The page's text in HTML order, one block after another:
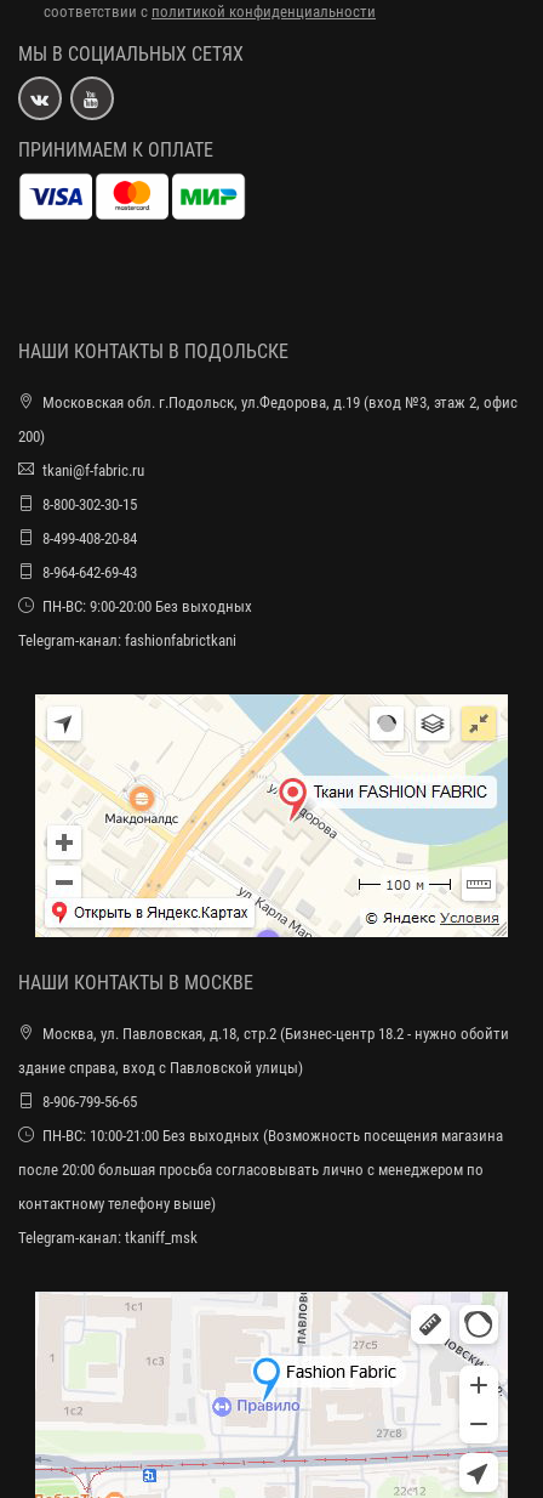
соответствии с политикой конфиденциальности
МЫ В СОЦИАЛЬНЫХ СЕТЯХ
ПРИНИМАЕМ К ОПЛАТЕ
НАШИ КОНТАКТЫ В ПОДОЛЬСКЕ
Московская обл. г.Подольск, ул.Федорова, д.19 (вход №3, этаж 2, офис
200)
tkani@f-fabric.ru
8-800-302-30-15
8-499-408-20-84
8-964-642-69-43
ПН-ВС: 9:00-20:00 Без выходных
Telegram-канал: fashionfabrictkani
НАШИ КОНТАКТЫ В МОСКВЕ
Москва, ул. Павловская, д.18, стр.2 (Бизнес-центр 18.2 - нужно обойти
здание справа, вход с Павловской улицы)
8-906-799-56-65
ПН-ВС: 10:00-21:00 Без выходных (Возможность посещения магазина
после 20:00 большая просьба согласовывать лично с менеджером по
контактному телефону выше)
Telegram-канал: tkaniff_msk